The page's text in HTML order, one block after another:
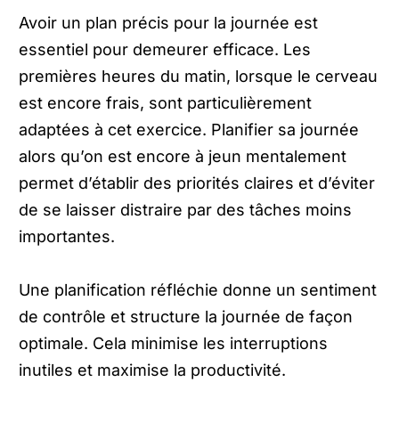
Avoir un plan précis pour la journée est
essentiel pour demeurer efficace. Les
premières heures du matin, lorsque le cerveau
est encore frais, sont particulièrement
adaptées à cet exercice. Planifier sa journée
alors qu’on est encore à jeun mentalement
permet d’établir des priorités claires et d’éviter
de se laisser distraire par des tâches moins
importantes.
Une planification réfléchie donne un sentiment
de contrôle et structure la journée de façon
optimale. Cela minimise les interruptions
inutiles et maximise la productivité.